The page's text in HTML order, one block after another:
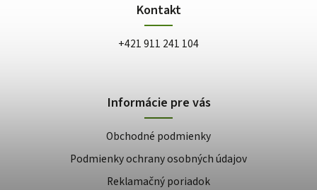
Kontakt
+421 911 241 104
Informácie pre vás
Obchodné podmienky
Podmienky ochrany osobných údajov
Reklamačný poriadok